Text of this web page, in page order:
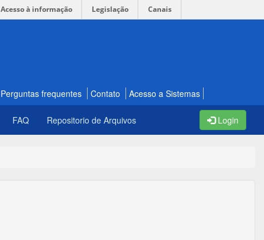
Acesso à informação Legislação Canais
Perguntas frequentes Contato Acesso a Sistemas
FAQ Repositorio de Arquivos Login